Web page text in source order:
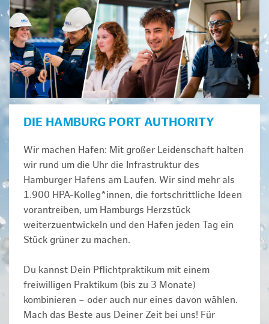
DIE HAMBURG PORT AUTHORITY
Wir machen Hafen: Mit großer Leidenschaft halten
wir rund um die Uhr die Infrastruktur des
Hamburger Hafens am Laufen. Wir sind mehr als
1.900 HPA-Kolleg*innen, die fortschrittliche Ideen
vorantreiben, um Hamburgs Herzstück
weiterzuentwickeln und den Hafen jeden Tag ein
Stück grüner zu machen.
Du kannst Dein Pflichtpraktikum mit einem
freiwilligen Praktikum (bis zu 3 Monate)
kombinieren – oder auch nur eines davon wählen.
Mach das Beste aus Deiner Zeit bei uns! Für